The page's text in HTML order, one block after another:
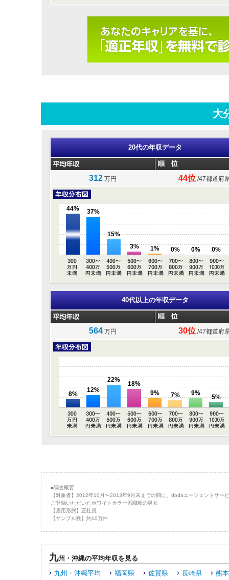
大
20代の年収データ
312 万円 44位 /47都道府
44% 37%
15%
3%
1% 0% 0% 0%
40代以上の年収データ
564 万円 30位 /47都道府
8%
12%
22%
18%
9%
7% 9%
5%
■調査概要
【対象者】2012年10月〜2013年9月末までの間に、dodaエージェントサー
ご登録いただいたホワイトカラー系職種の男女
【雇用形態】正社員
【サンプル数】約10万件
九州・沖縄の平均年収を見る
九州・沖縄平均
福岡県 佐賀県 長崎県 熊